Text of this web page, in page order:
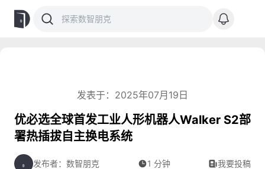
发表于：2025年07月19日
优必选全球首发工业人形机器人Walker S2部
署热插拔自主换电系统
发布者：数智朋克 1 分钟 我要投稿